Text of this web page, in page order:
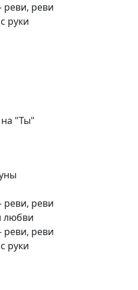
реви
руки
"Ты"
реви
любви
реви
руки